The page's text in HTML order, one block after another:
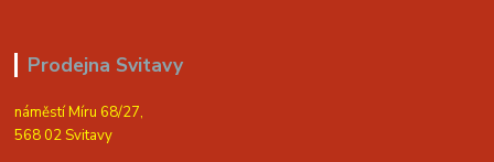
Prodejna Svitavy
náměstí Míru 68/27,
568 02 Svitavy